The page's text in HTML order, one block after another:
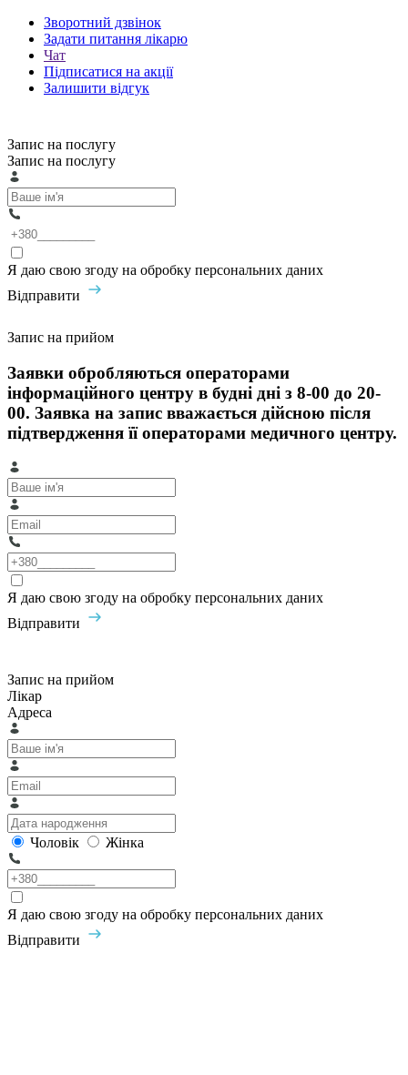
Зворотний дзвінок
Задати питання лікарю
Чат
Підписатися на акції
Залишити відгук
Запис на послугу
Запис на послугу
Я даю свою згоду на обробку персональних даних
Відправити
Запис на прийом
Заявки обробляються операторами
інформаційного центру в будні дні з 8-00 до 20-
00. Заявка на запис вважається дійсною після
підтвердження її операторами медичного центру.
Я даю свою згоду на обробку персональних даних
Відправити
Запис на прийом
Лікар
Адреса
Чоловік Жінка
Я даю свою згоду на обробку персональних даних
Відправити